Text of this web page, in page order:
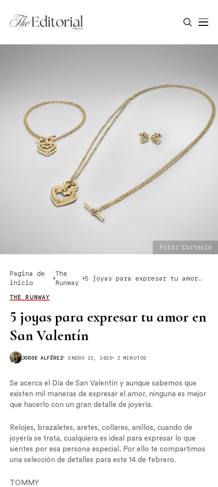
Foto: Cortesía
Pagina de
inicio
The
Runway
5 joyas para expresar tu amor
THE RUNWAY
5 joyas para expresar tu amor en
San Valentín
JORGE ALFÉREZ ENERO 22, 2025 2 MINUTOS
Se acerca el Día de San Valentín y aunque sabemos que
existen mil maneras de expresar el amor, ninguna es mejor
que hacerlo con un gran detalle de joyería.
Relojes, brazaletes, aretes, collares, anillos, cuando de
joyería se trata, cualquiera es ideal para expresar lo que
sientes por esa persona especial. Por ello te compartimos
una selección de detalles para este 14 de febrero.
TOMMY